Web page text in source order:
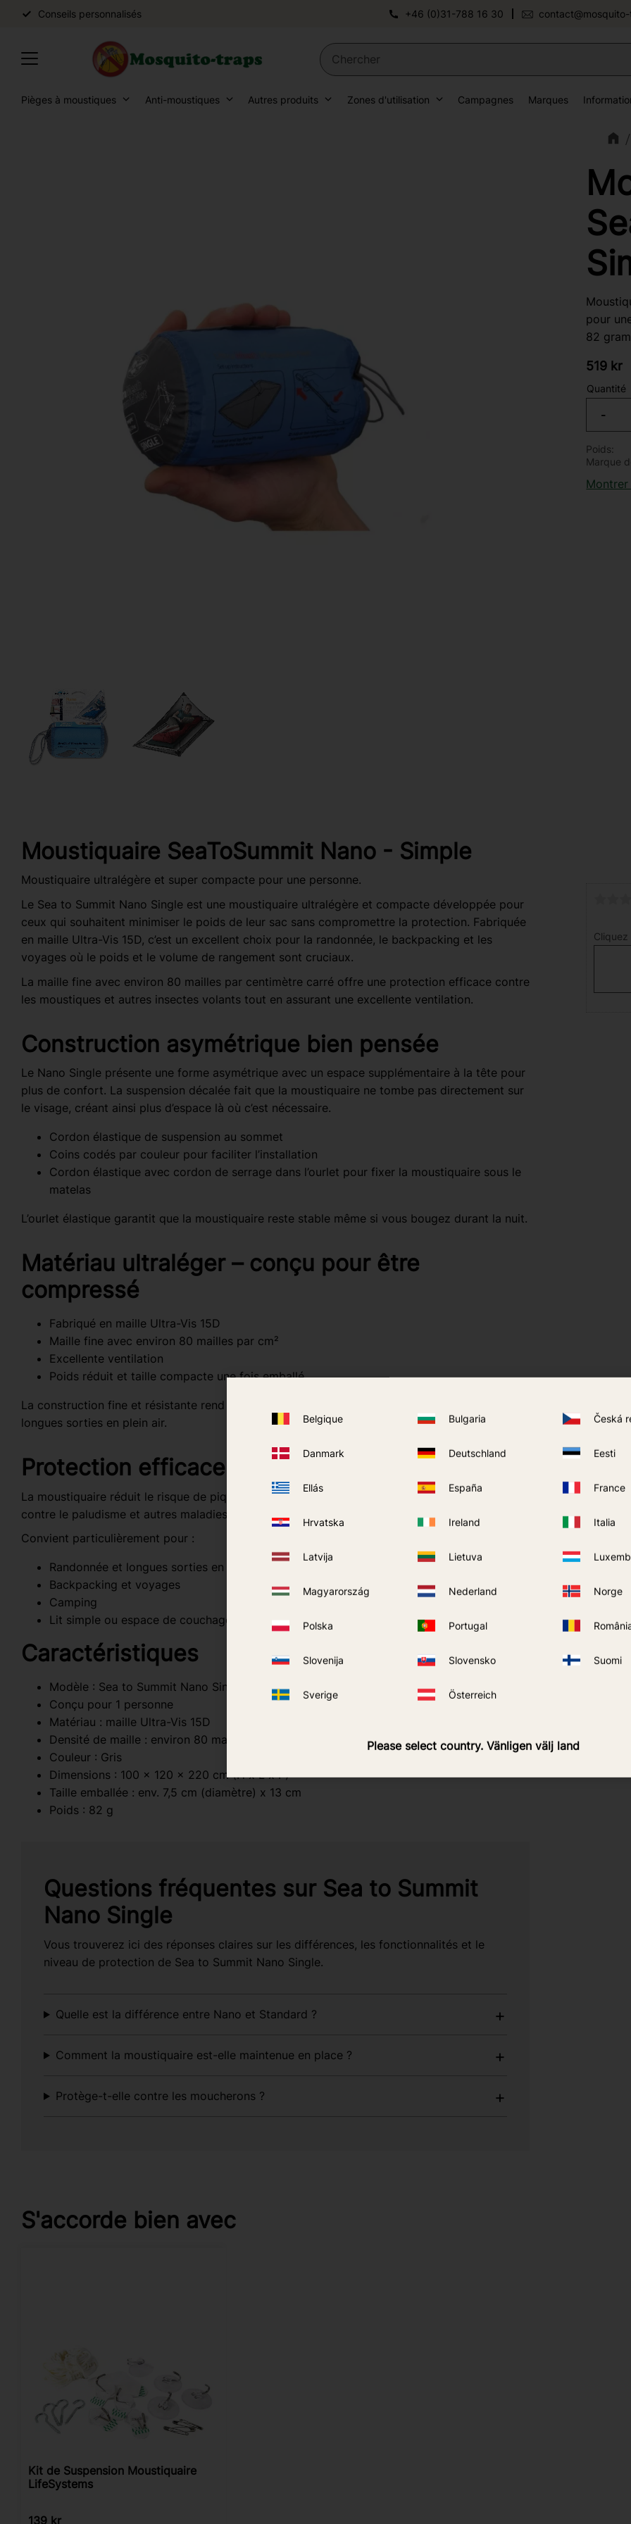
Conseils personnalisés +46 (0)31-788 16 30
Belgique Bulgaria Česká
Danmark Deutschland Eesti
Ellás España France
Hrvatska Ireland Italia
Latvija Lietuva
Magyarország Nederland Norge
Polska Portugal
Slovenija Slovensko Suomi
Sverige Österreich
Please select country. Vänligen välj land
Pièges à moustiques Anti-moustiques Autres produits Zones d'utilisation Campagnes Marques
pour
82
519 kr
Quantité
-
Poids
Marque
Moustiquaire SeaToSummit Nano - Simple
Moustiquaire ultralégère et super compacte pour une personne.
Le Sea to Summit Nano Single est une moustiquaire ultralégère et compacte développée pour
ceux qui souhaitent minimiser le poids de leur sac sans compromettre la protection. Fabriquée
en maille Ultra-Vis 15D, c’est un excellent choix pour la randonnée, le backpacking et les
voyages où le poids et le volume de rangement sont cruciaux.
La maille fine avec environ 80 mailles par centimètre carré offre une protection efficace contre
les moustiques et autres insectes volants tout en assurant une excellente ventilation.
Construction asymétrique bien pensée
Le Nano Single présente une forme asymétrique avec un espace supplémentaire à la tête pour
plus de confort. La suspension décalée fait que la moustiquaire ne tombe pas directement sur
le visage, créant ainsi plus d’espace là où c’est nécessaire.
Cordon élastique de suspension au sommet
Coins codés par couleur pour faciliter l’installation
Cordon élastique avec cordon de serrage dans l’ourlet pour fixer la moustiquaire sous le
matelas
L’ourlet élastique garantit que la moustiquaire reste stable même si vous bougez durant la nuit.
Matériau ultraléger – conçu pour être
compressé
Fabriqué en maille Ultra-Vis 15D
Maille fine avec environ 80 mailles par cm²
Excellente ventilation
Poids réduit et taille compacte une fois emballé
La construction fine et résistante rend la moustiquaire facile à ranger dans le sac à dos lors de
longues sorties en plein air.
Protection efficace en voyage et en plein air
La moustiquaire réduit le risque de piqûres de moustiques et peut contribuer à la protection
contre le paludisme et autres maladies transmises par les insectes dans les zones à risque.
Convient particulièrement pour :
Randonnée et longues sorties en plein air
Backpacking et voyages
Camping
Lit simple ou espace de couchage étroit
Caractéristiques
Modèle : Sea to Summit Nano Single
Conçu pour 1 personne
Matériau : maille Ultra-Vis 15D
Densité de maille : environ 80 mailles par cm²
Couleur : Gris
Dimensions : 100 x 120 x 220 cm (H x L x P)
Taille emballée : env. 7,5 cm (diamètre) x 13 cm
Poids : 82 g
Questions fréquentes sur Sea to Summit
Nano Single
Vous trouverez ici des réponses claires sur les différences, les fonctionnalités et le
niveau de protection de Sea to Summit Nano Single.
Quelle est la différence entre Nano et Standard ?
Comment la moustiquaire est-elle maintenue en place ?
Protège-t-elle contre les moucherons ?
S'accorde bien avec
Kit de Suspension Moustiquaire
LifeSystems
139 kr